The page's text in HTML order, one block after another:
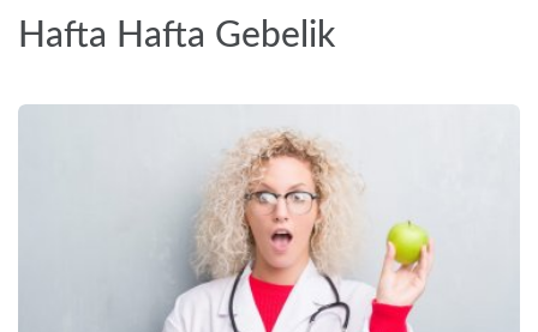
Hafta Hafta Gebelik